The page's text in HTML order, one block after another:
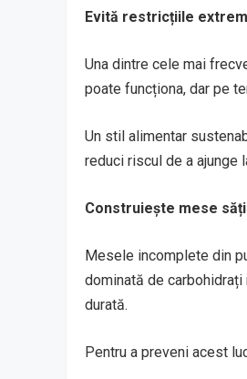
Evită restricțiile
Una dintre cele mai
poate funcționa, dar pe
Un stil alimentar
reduci riscul de a ajunge
Construiește mese
Mesele incomplete din
dominată de
durată.
Pentru a preveni acest